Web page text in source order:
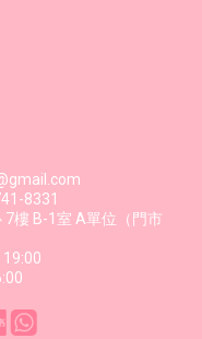
8331
7樓 B-1室 A單位（門市